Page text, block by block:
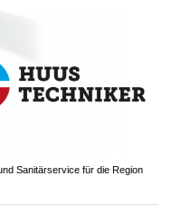
Sanitärservice für die Region